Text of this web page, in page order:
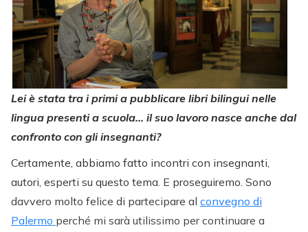
Lei è stata tra i primi a pubblicare libri bilingui nelle
lingua presenti a scuola… il suo lavoro nasce anche dal
confronto con gli insegnanti?
Certamente, abbiamo fatto incontri con insegnanti,
autori, esperti su questo tema. E proseguiremo. Sono
davvero molto felice di partecipare al convegno di
Palermo perché mi sarà utilissimo per continuare a